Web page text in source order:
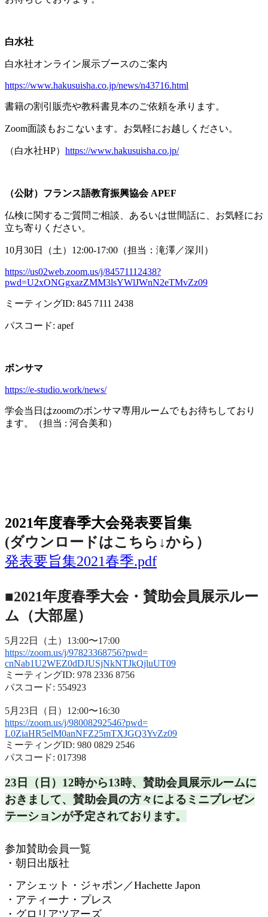
白水社
白水社オンライン展示ブースのご案内
https://www.hakusuisha.co.jp/news/n43716.html
書籍の割引販売や教科書見本のご依頼を承ります。
Zoom面談もおこないます。お気軽にお越しください。
（白水社HP） https://www.hakusuisha.co.jp/
（公財）フランス語教育振興協会APEF
仏検に関するご質問ご相談、あるいは世間話に、お気軽にお
立ち寄りください。
10月 30日（土） 12:00-17:00 （担当：滝澤／深川）
https://us02web.zoom.us/j/84571112438?
pwd=U2xONGgxazZMM3lsYWlJWnN2eTMvZz09
ミーティングID: 845 7111 2438
パスコード: apef
ボンサマ
https://e-studio.work/news/
学会当日はzoomのボンサマ専用ルームでもお待ちしており
ます。（担当 : 河合美和）
2021年度春季大会発表要旨集
(ダウンロードはこちら↓から ）
発表要旨集2021春季.pdf
■2021年度春季大会・賛助会員展示ルー
ム（大部屋）
5月22日（土）13:00〜17:00
https://zoom.us/j/97823368756?pwd=
cnNab1U2WEZ0dDJUSjNkNTJkQjluUT09
ミーティングID: 978 2336 8756
パスコード: 554923
5月23日（日）12:00〜16:30
https://zoom.us/j/98008292546?pwd=
L0ZiaHR5elM0anNFZ25mTXJGQ3YvZz09
ミーティングID: 980 0829 2546
パスコード: 017398
23日（日）12時から13時、 賛助会員展示ルームに
おきまして、 賛助会員の方々によるミニプレゼン
テーションが予定されております。
参加賛助会員一覧
・朝日出版社
・アシェット・ジャポン／Hachette Japon
・アティーナ・プレス
・グロリアツアーズ